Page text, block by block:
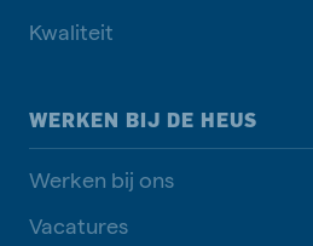
Kwaliteit
WERKEN BIJ DE HEUS
Werken bij ons
Vacatures